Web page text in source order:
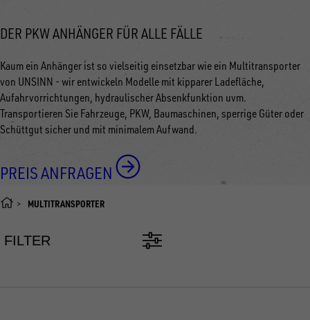
DER PKW ANHÄNGER FÜR ALLE FÄLLE
Kaum ein Anhänger ist so vielseitig einsetzbar wie ein Multitransporter
von UNSINN - wir entwickeln Modelle mit kipparer Ladefläche,
Aufahrvorrichtungen, hydraulischer Absenkfunktion uvm.
Transportieren Sie Fahrzeuge, PKW, Baumaschinen, sperrige Güter oder
Schüttgut sicher und mit minimalem Aufwand.
PREIS ANFRAGEN
MULTITRANSPORTER
FILTER